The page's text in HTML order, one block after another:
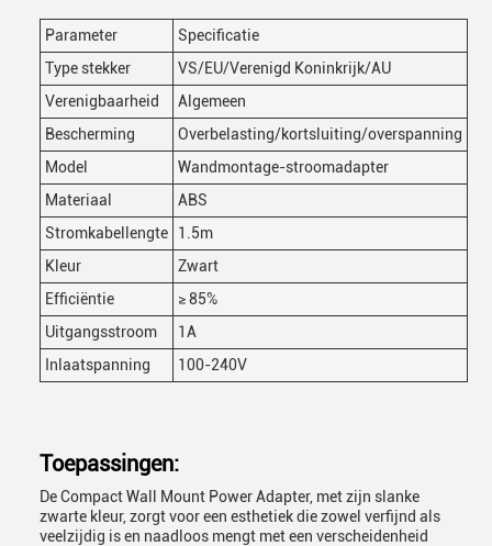
Parameter
Specificatie
Type stekker
VS/EU/Verenigd Koninkrijk/AU
Verenigbaarheid
Algemeen
Bescherming
Overbelasting/kortsluiting/overspanning
Model
Wandmontage-stroomadapter
Materiaal
ABS
Stromkabellengte
1.5m
Kleur
Zwart
Efficiëntie
≥ 85%
Uitgangsstroom
1A
Inlaatspanning
100-240V
Toepassingen:
De Compact Wall Mount Power Adapter, met zijn slanke
zwarte kleur, zorgt voor een esthetiek die zowel verfijnd als
veelzijdig is en naadloos mengt met een verscheidenheid